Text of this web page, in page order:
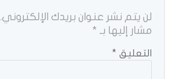
لن يتم نشر عنوان بريدك الإلكتروني.
مشار إليها بـ *
التعليق *